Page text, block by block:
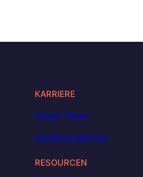
KARRIERE
Unser Team
Stellenangebote
RESOURCEN